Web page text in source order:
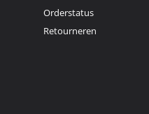
Orderstatus
Retourneren